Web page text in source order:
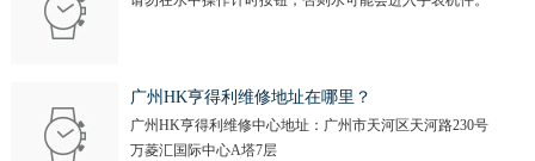
广州HK亨得利维修地址在哪里？
广州HK亨得利维修中心地址：广州市天河区天河路230号
万菱汇国际中心A塔7层